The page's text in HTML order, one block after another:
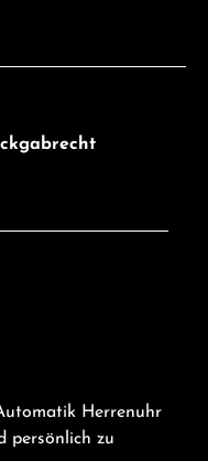
Herrenuhr
persönlich zu